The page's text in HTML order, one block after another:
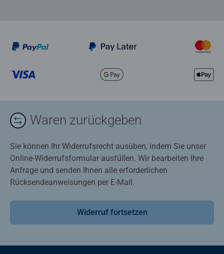
Waren zurückgeben
Sie können Ihr Widerrufsrecht ausüben, indem Sie unser
Online-Widerrufsformular ausfüllen. Wir bearbeiten Ihre
Anfrage und senden Ihnen alle erforderlichen
Rücksendeanweisungen per E-Mail.
Widerruf fortsetzen